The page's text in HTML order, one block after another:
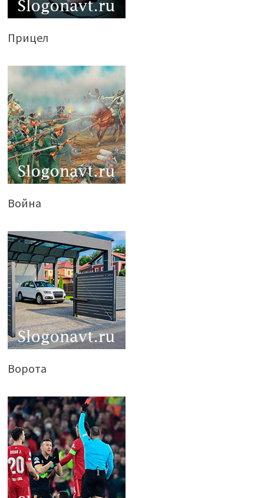
Прицел
Война
Ворота